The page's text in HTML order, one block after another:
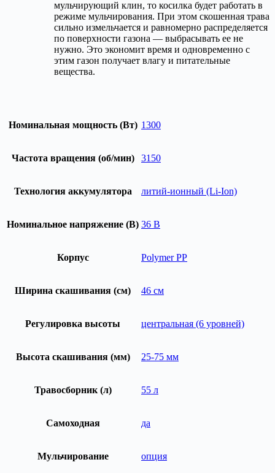
мульчирующий клин, то косилка будет работать в
режиме мульчирования. При этом скошенная трава
сильно измельчается и равномерно распределяется
по поверхности газона — выбрасывать ее не
нужно. Это экономит время и одновременно с
этим газон получает влагу и питательные
вещества.
Номинальная мощность (Вт) 1300
Частота вращения (об/мин) 3150
Технология аккумулятора литий-ионный (Li-Ion)
Номинальное напряжение (В) 36 В
Корпус Polymer PP
Ширина скашивания (см) 46 см
Регулировка высоты центральная (6 уровней)
Высота скашивания (мм) 25-75 мм
Травосборник (л) 55 л
Самоходная да
Мульчирование опция